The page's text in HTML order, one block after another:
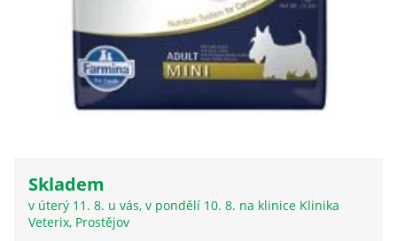
Skladem
v úterý 11. 8. u vás, v pondělí 10. 8. na klinice Klinika
Veterix, Prostějov